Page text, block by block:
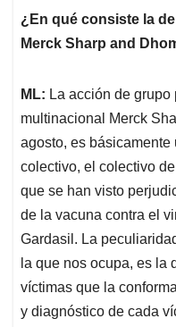
¿En qué consiste la
Merck Sharp and
ML: La acción de
multinacional Merck
agosto, es
colectivo, el colectivo
que se han visto
de la vacuna contra el
Gardasil. La
la que nos ocupa, es la
víctimas que la
y diagnóstico de cada